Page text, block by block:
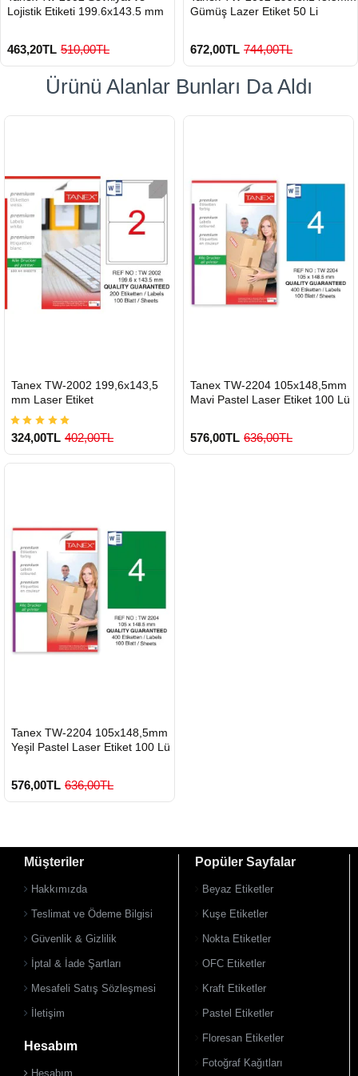
900 TL Üzeri Kargo Ücretsiz
Lojistik Etiketi 199.6x143.5 mm
463,20TL 510,00TL
900 TL Üzeri Kargo Ücretsiz
Gümüş Lazer Etiket 50 Li
672,00TL 744,00TL
Ürünü Alanlar Bunları Da Aldı
GÖNDERİ
900 TL Üzeri Kargo Ücretsiz
Tanex TW-2002 199,6x143,5
mm Laser Etiket
324,00TL 402,00TL
GÖNDERİ
Tanex TW-2204 105x148,5mm
Mavi Pastel Laser Etiket 100 Lü
576,00TL 636,00TL
GÖNDERİ
900 TL Üzeri Kargo Ücretsiz
Tanex TW-2204 105x148,5mm
Yeşil Pastel Laser Etiket 100 Lü
576,00TL 636,00TL
Müşteriler
Hakkımızda
Teslimat ve Ödeme Bilgisi
Güvenlik & Gizlilik
İptal & İade Şartları
Mesafeli Satış Sözleşmesi
İletişim
Hesabım
Hesabım
Popüler Sayfalar
Beyaz Etiketler
Kuşe Etiketler
Nokta Etiketler
OFC Etiketler
Kraft Etiketler
Pastel Etiketler
Floresan Etiketler
Fotoğraf Kağıtları